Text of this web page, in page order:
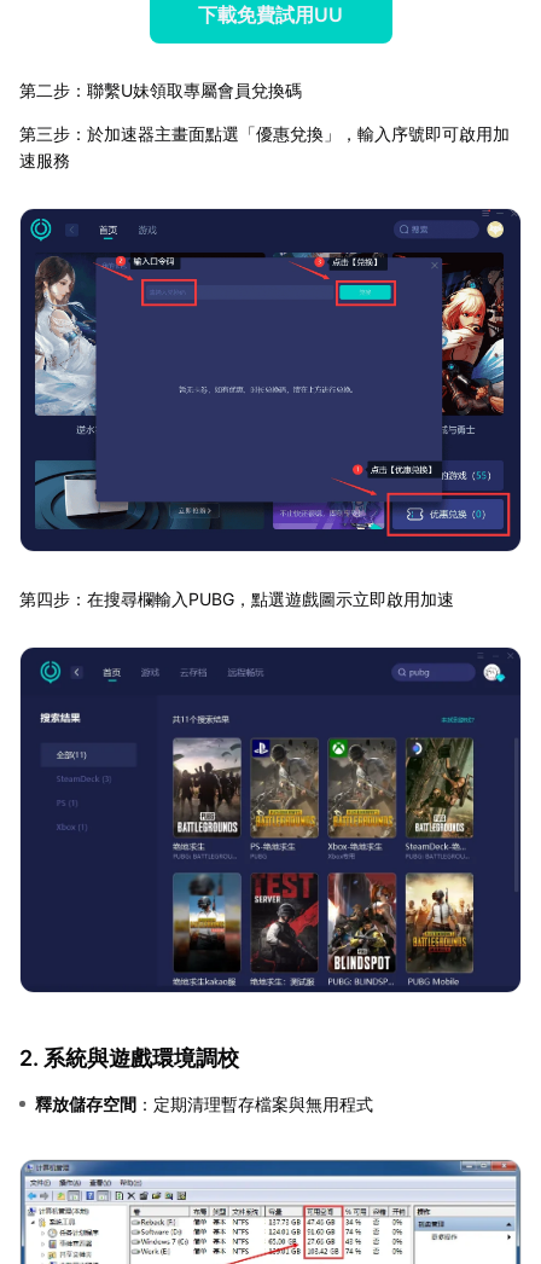
下載免費試用UU
第二步：聯繫U妹領取專屬會員兌換碼
第三步：於加速器主畫面點選「優惠兌換」，輸入序號即可啟用加
速服務
第四步：在搜尋欄輸入PUBG，點選遊戲圖示立即啟用加速
2. 系統與遊戲環境調校
釋放儲存空間 ：定期清理暫存檔案與無用程式